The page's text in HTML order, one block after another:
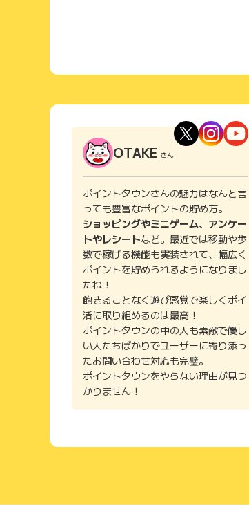
OTAKE さん
ポイントタウンさんの魅力はなんと言
っても豊富なポイントの貯め方。
ショッピングやミニゲーム、アンケー
トやレシートなど。最近では移動や歩
数で稼げる機能も実装されて、幅広く
ポイントを貯められるようになりまし
たね！
飽きることなく遊び感覚で楽しくポイ
活に取り組めるのは最高！
ポイントタウンの中の人も素敵で優し
い人たちばかりでユーザーに寄り添っ
たお問い合わせ対応も完璧。
ポイントタウンをやらない理由が見つ
かりません！